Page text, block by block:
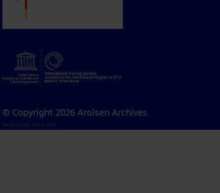
© Copyright 2026 Arolsen Archives
Visual Library Server 2026